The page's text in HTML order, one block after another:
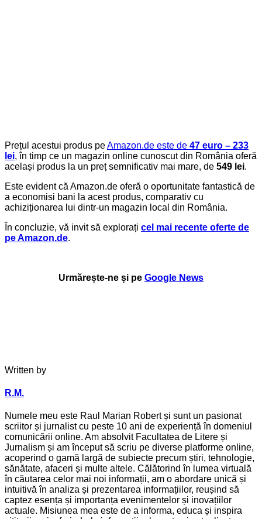
Prețul acestui produs peAmazon.de este de 47 euro – 233
lei, în timp ce un magazin online cunoscut din România oferă
același produs la un preț semnificativ mai mare, de 549 lei.
Este evident că Amazon.de oferă o oportunitate fantastică de
a economisi bani la acest produs, comparativ cu
achiziționarea lui dintr-un magazin local din România.
În concluzie, vă invit să explorați cel mai recente oferte de
pe Amazon.de.
Urmărește-ne și pe Google News
Written by
R.M.
Numele meu este Raul Marian Robert și sunt un pasionat
scriitor și jurnalist cu peste 10 ani de experiență în domeniul
comunicării online. Am absolvit Facultatea de Litere și
Jurnalism și am început să scriu pe diverse platforme online,
acoperind o gamă largă de subiecte precum știri, tehnologie,
sănătate, afaceri și multe altele. Călătorind în lumea virtuală
în căutarea celor mai noi informații, am o abordare unică și
intuitivă în analiza și prezentarea informațiilor, reușind să
captez esența și importanța evenimentelor și inovațiilor
actuale. Misiunea mea este de a informa, educa și inspira